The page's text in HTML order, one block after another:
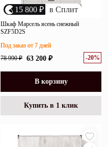
15 800 ₽ в Сплит
Шкаф Марсель ясень снежный
SZF5D2S
78 990 ₽ 63 200 ₽ -20%
Под заказ от 7 дней
В корзину
Купить в 1 клик